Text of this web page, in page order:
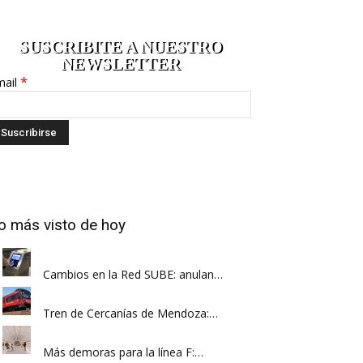
SUSCRIBITE A NUESTRO
NEWSLETTER
*
más visto de hoy
Cambios en la Red SUBE: anulan…
Tren de Cercanías de Mendoza:…
Más demoras para la línea F:…